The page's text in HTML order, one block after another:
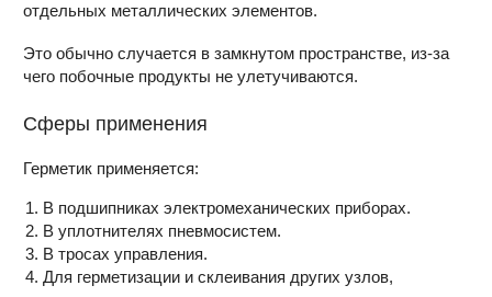
отдельных металлических элементов.
Это обычно случается в замкнутом пространстве, из-за
чего побочные продукты не улетучиваются.
Сферы применения
Герметик применяется:
В подшипниках электромеханических приборах.
В уплотнителях пневмосистем.
В тросах управления.
Для герметизации и склеивания других узлов,